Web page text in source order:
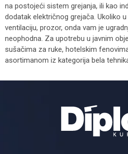
na postojeći sistem grejanja, ili kao
dodatak električnog grejača. Ukoliko
ventilaciju, prozor, onda vam je
neophodna. Za upotrebu u javnim
sušačima za ruke, hotelskim
asortimanom iz kategorija bela